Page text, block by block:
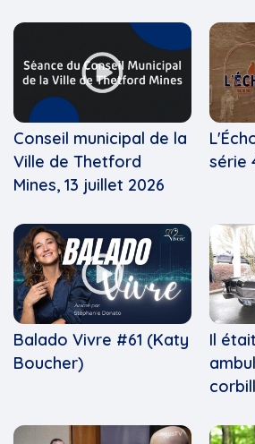
Conseil municipal de la
Ville de Thetford
Mines, 13 juillet 2026
série
Balado Vivre #61 (Katy
Boucher)
Il